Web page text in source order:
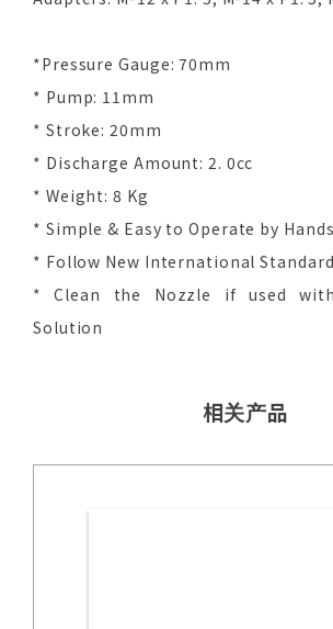
*Pressure Gauge: 70mm
* Pump: 11mm
* Stroke: 20mm
* Discharge Amount: 2. 0cc
* Weight: 8 Kg
* Simple & Easy to Operate by Hands
* Follow New International Standard
* Clean the Nozzle if used
Solution
相关产品